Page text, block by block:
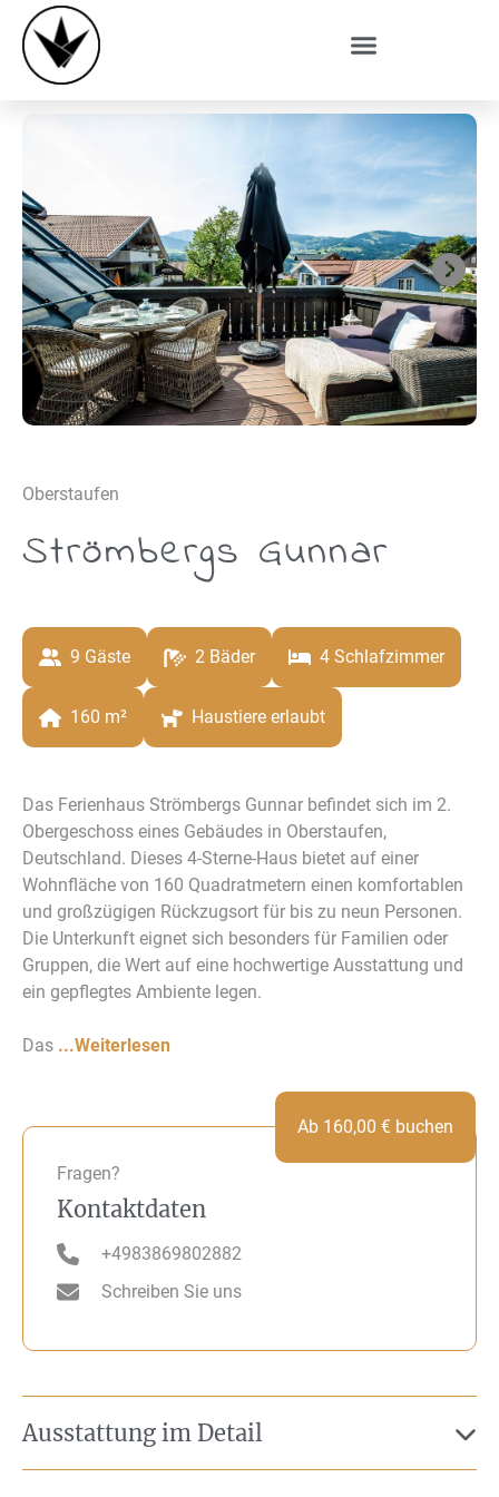
Next
Oberstaufen
Strömbergs Gunnar
9 Gäste 2 Bäder 4 Schlafzimmer
160 m² Haustiere erlaubt
Das Ferienhaus Strömbergs Gunnar befindet sich im 2.
Obergeschoss eines Gebäudes in Oberstaufen,
Deutschland. Dieses 4-Sterne-Haus bietet auf einer
Wohnfläche von 160 Quadratmetern einen komfortablen
und großzügigen Rückzugsort für bis zu neun Personen.
Die Unterkunft eignet sich besonders für Familien oder
Gruppen, die Wert auf eine hochwertige Ausstattung und
ein gepflegtes Ambiente legen.
Das ...Weiterlesen
Ab 160,00 € buchen
Fragen?
Kontaktdaten
+4983869802882
Schreiben Sie uns
Ausstattung im Detail